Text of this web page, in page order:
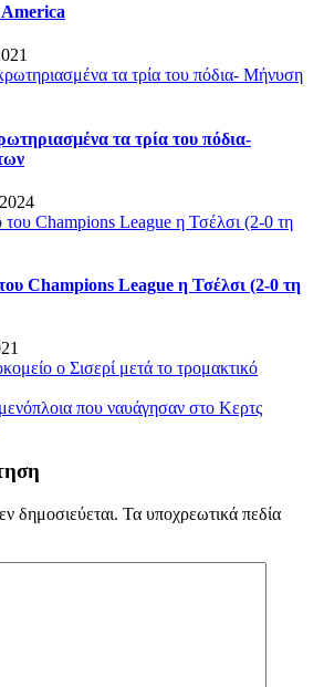
τα τρία του πόδια-
Champions League η Τσέλσι (2-0 τη
ο Σισερί μετά το τρομακτικό
που ναυάγησαν στο Κερτς
δημοσιεύεται. Τα υποχρεωτικά πεδία